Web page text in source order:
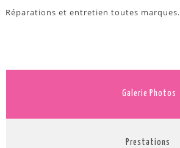
Réparations et entretien toutes marques.
Galerie Photos
Prestations